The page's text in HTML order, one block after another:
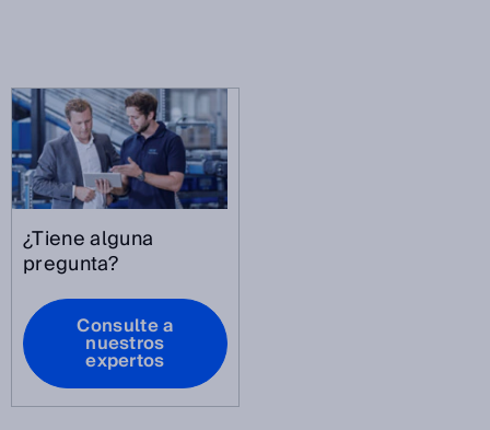
¿Tiene alguna
pregunta?
Consulte a
nuestros
expertos